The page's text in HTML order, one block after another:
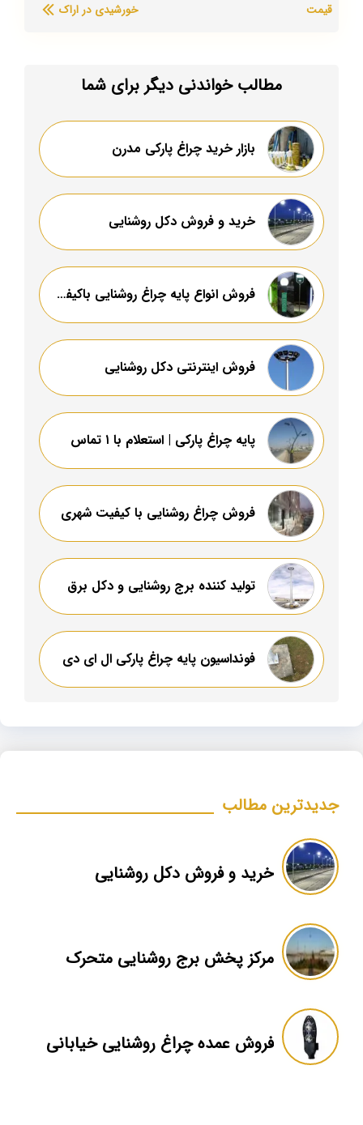
قیمت
خورشیدی در اراک
مطالب خواندنی دیگر برای شما
بازار خرید چراغ پارکی مدرن
خرید و فروش دكل روشنايى
فروش انواع پایه چراغ روشنایی باکیفیت
فروش اینترنتی دکل روشنایی
پایه چراغ پارکی | استعلام با ۱ تماس
فروش چراغ روشنایی با کیفیت شهری
تولید کننده برج روشنایی و دکل برق
فونداسیون پایه چراغ پارکی ال ای دی
جدیدترین مطالب
خرید و فروش دكل روشنايى
مرکز پخش برج روشنایی متحرک
فروش عمده چراغ روشنایی خیابانی